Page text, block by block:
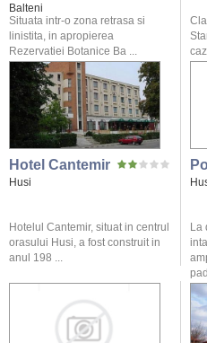
Balteni
Situata intr-o zona retrasa si
linistita, in apropierea
Rezervatiei Botanice Ba ...
Hotel Cantemir
Husi
Hotelul Cantemir, situat in centrul
orasului Husi, a fost construit in
anul 198 ...
La